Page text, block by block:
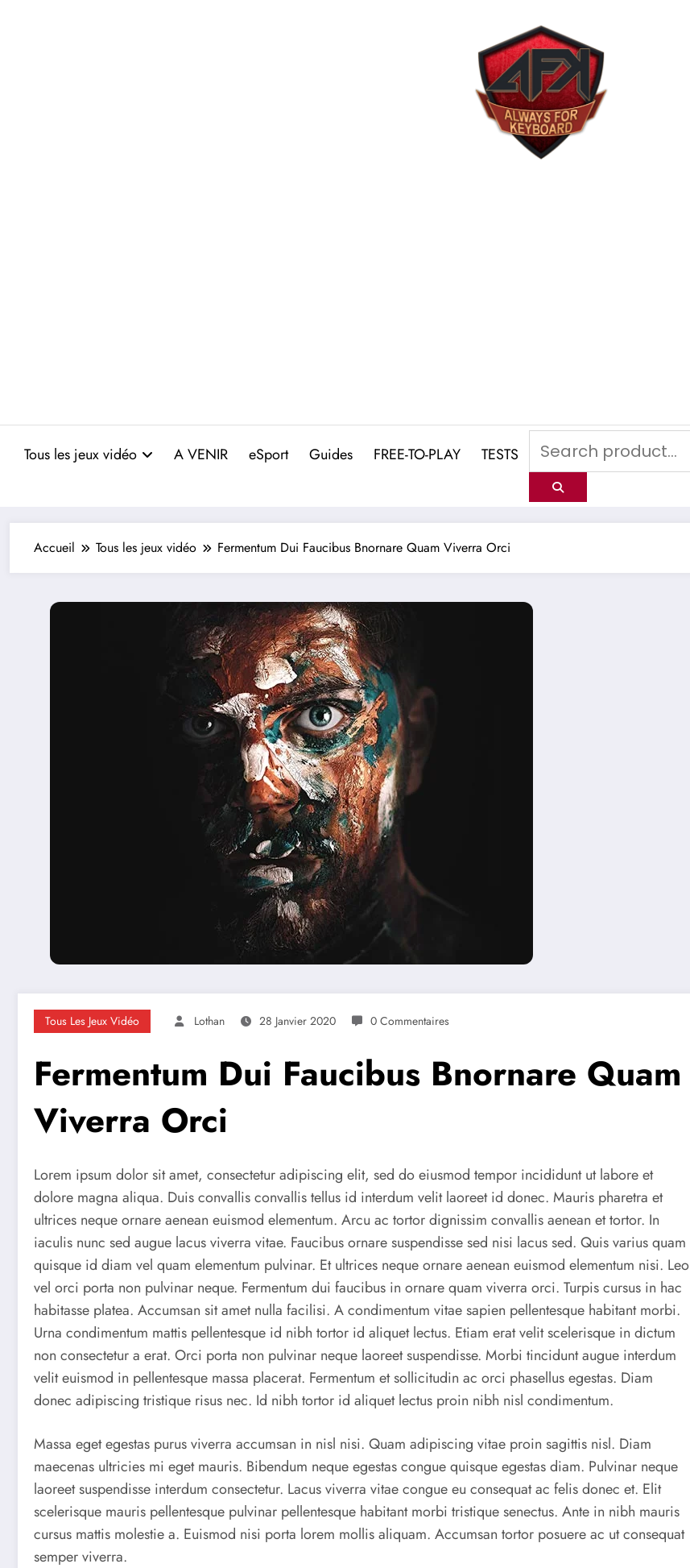
Tous les jeux vidéo A VENIR eSport Guides FREE-TO-PLAY TESTS
Accueil Tous les jeux vidéo Fermentum Dui Faucibus Bnornare Quam Viverra Orci
Tous Les Jeux Vidéo Lothan 28 Janvier 2020 0 Commentaires
Fermentum Dui Faucibus Bnornare Quam
Viverra Orci
Lorem ipsum dolor sit amet, consectetur adipiscing elit, sed do eiusmod tempor incididunt ut labore et
dolore magna aliqua. Duis convallis convallis tellus id interdum velit laoreet id donec. Mauris pharetra et
ultrices neque ornare aenean euismod elementum. Arcu ac tortor dignissim convallis aenean et tortor. In
iaculis nunc sed augue lacus viverra vitae. Faucibus ornare suspendisse sed nisi lacus sed. Quis varius quam
quisque id diam vel quam elementum pulvinar. Et ultrices neque ornare aenean euismod elementum nisi. Leo
vel orci porta non pulvinar neque. Fermentum dui faucibus in ornare quam viverra orci. Turpis cursus in hac
habitasse platea. Accumsan sit amet nulla facilisi. A condimentum vitae sapien pellentesque habitant morbi.
Urna condimentum mattis pellentesque id nibh tortor id aliquet lectus. Etiam erat velit scelerisque in dictum
non consectetur a erat. Orci porta non pulvinar neque laoreet suspendisse. Morbi tincidunt augue interdum
velit euismod in pellentesque massa placerat. Fermentum et sollicitudin ac orci phasellus egestas. Diam
donec adipiscing tristique risus nec. Id nibh tortor id aliquet lectus proin nibh nisl condimentum.
Massa eget egestas purus viverra accumsan in nisl nisi. Quam adipiscing vitae proin sagittis nisl. Diam
maecenas ultricies mi eget mauris. Bibendum neque egestas congue quisque egestas diam. Pulvinar neque
laoreet suspendisse interdum consectetur. Lacus viverra vitae congue eu consequat ac felis donec et. Elit
scelerisque mauris pellentesque pulvinar pellentesque habitant morbi tristique senectus. Ante in nibh mauris
cursus mattis molestie a. Euismod nisi porta lorem mollis aliquam. Accumsan tortor posuere ac ut consequat
semper viverra.